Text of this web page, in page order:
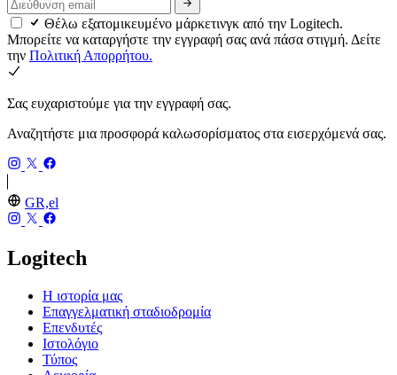
Θέλω εξατομικευμένο μάρκετινγκ από την Logitech.
Μπορείτε να καταργήστε την εγγραφή σας ανά πάσα στιγμή. Δείτε
την Πολιτική Απορρήτου.
Σας ευχαριστούμε για την εγγραφή σας.
Αναζητήστε μια προσφορά καλωσορίσματος στα εισερχόμενά σας.
GR,el
Logitech
Η ιστορία μας
Επαγγελματική σταδιοδρομία
Επενδυτές
Ιστολόγιο
Τύπος